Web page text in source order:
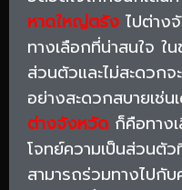
หาดใหญ่ตรัง ไปต่าง
ทางเลือกที่น่าสนใจ
ส่วนตัวและไม่สะดวก
อย่างสะดวกสบายเช่น
ต่างจังหวัด ก็คือทาง
โจทย์ความเป็นส่วนตั
สามารถร่วมทางไปกั